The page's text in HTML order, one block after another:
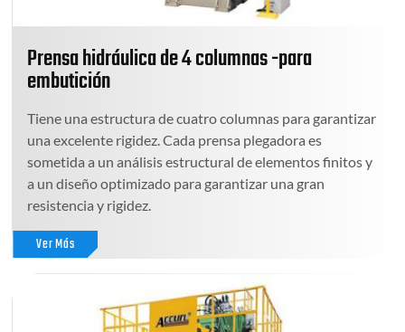
Prensa hidráulica de 4 columnas -para
embutición
Tiene una estructura de cuatro columnas para garantizar
una excelente rigidez. Cada prensa plegadora es
sometida a un análisis estructural de elementos finitos y
a un diseño optimizado para garantizar una gran
resistencia y rigidez.
Ver Más